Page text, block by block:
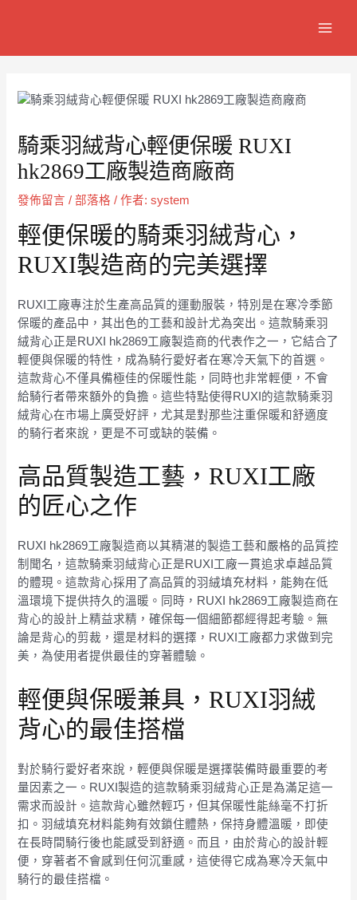
騎乘羽絨背心輕便保暖 RUXI
hk2869工廠製造商廠商
發佈留言 /部落格 / 作者:system
輕便保暖的騎乘羽絨背心，
RUXI製造商的完美選擇
RUXI工廠專注於生產高品質的運動服裝，特別是在寒冷季節
保暖的產品中，其出色的工藝和設計尤為突出。這款騎乘羽
絨背心正是RUXI hk2869工廠製造商的代表作之一，它結合了
輕便與保暖的特性，成為騎行愛好者在寒冷天氣下的首選。
這款背心不僅具備極佳的保暖性能，同時也非常輕便，不會
給騎行者帶來額外的負擔。這些特點使得RUXI的這款騎乘羽
絨背心在市場上廣受好評，尤其是對那些注重保暖和舒適度
的騎行者來說，更是不可或缺的裝備。
高品質製造工藝，RUXI工廠
的匠心之作
RUXI hk2869工廠製造商以其精湛的製造工藝和嚴格的品質控
制聞名，這款騎乘羽絨背心正是RUXI工廠一貫追求卓越品質
的體現。這款背心採用了高品質的羽絨填充材料，能夠在低
溫環境下提供持久的溫暖。同時，RUXI hk2869工廠製造商在
背心的設計上精益求精，確保每一個細節都經得起考驗。無
論是背心的剪裁，還是材料的選擇，RUXI工廠都力求做到完
美，為使用者提供最佳的穿著體驗。
輕便與保暖兼具，RUXI羽絨
背心的最佳搭檔
對於騎行愛好者來說，輕便與保暖是選擇裝備時最重要的考
量因素之一。RUXI製造的這款騎乘羽絨背心正是為滿足這一
需求而設計。這款背心雖然輕巧，但其保暖性能絲毫不打折
扣。羽絨填充材料能夠有效鎖住體熱，保持身體溫暖，即使
在長時間騎行後也能感受到舒適。而且，由於背心的設計輕
便，穿著者不會感到任何沉重感，這使得它成為寒冷天氣中
騎行的最佳搭檔。